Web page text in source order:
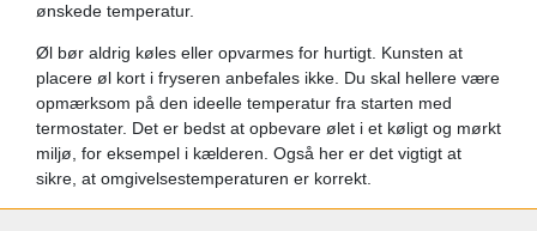
ønskede temperatur.
Øl bør aldrig køles eller opvarmes for hurtigt. Kunsten at
placere øl kort i fryseren anbefales ikke. Du skal hellere være
opmærksom på den ideelle temperatur fra starten med
termostater. Det er bedst at opbevare ølet i et køligt og mørkt
miljø, for eksempel i kælderen. Også her er det vigtigt at
sikre, at omgivelsestemperaturen er korrekt.